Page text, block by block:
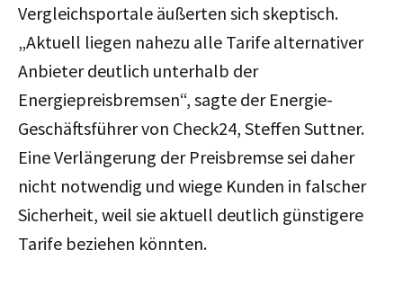
Vergleichsportale äußerten sich skeptisch.
„Aktuell liegen nahezu alle Tarife alternativer
Anbieter deutlich unterhalb der
Energiepreisbremsen“, sagte der Energie-
Geschäftsführer von Check24, Steffen Suttner.
Eine Verlängerung der Preisbremse sei daher
nicht notwendig und wiege Kunden in falscher
Sicherheit, weil sie aktuell deutlich günstigere
Tarife beziehen könnten.